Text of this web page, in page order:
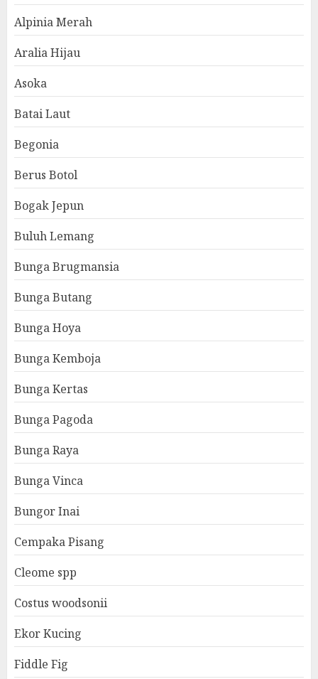
Alpinia Merah
Aralia Hijau
Asoka
Batai Laut
Begonia
Berus Botol
Bogak Jepun
Buluh Lemang
Bunga Brugmansia
Bunga Butang
Bunga Hoya
Bunga Kemboja
Bunga Kertas
Bunga Pagoda
Bunga Raya
Bunga Vinca
Bungor Inai
Cempaka Pisang
Cleome spp
Costus woodsonii
Ekor Kucing
Fiddle Fig